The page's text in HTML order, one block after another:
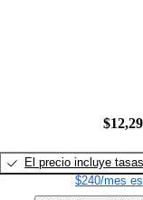
El precio incluye tasas
$240/mes